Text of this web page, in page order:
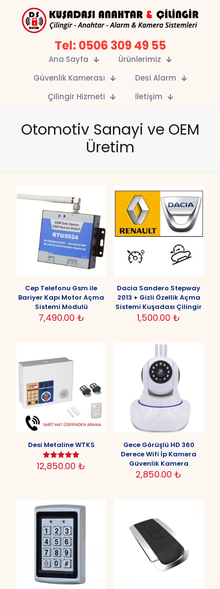
Tel: 0506 309 49 55
Ana Sayfa
Ürünlerimiz
Güvenlik Kamerası
Desi Alarm
Çilingir Hizmeti
İletişim
Otomotiv Sanayi ve OEM
Üretim
Cep Telefonu Gsm ile
Bariyer Kapı Motor Açma
Sistemi Modulü
7,490.00 ₺
Dacia Sandero Stepway
2013 + Gizli Özellik Açma
Sistemi Kuşadası Çilingir
1,500.00₺
Desi Metaline WTKS
5 üzerinden
12,850.00₺
Gece Görüşlü HD 360
Derece Wifi İp Kamera
Güvenlik Kamera
2,850.00₺